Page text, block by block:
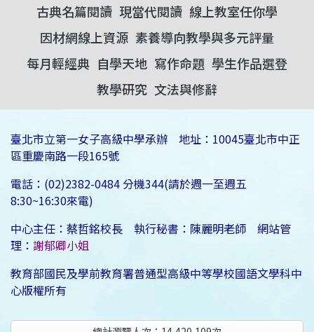
古典名篇閱讀 現當代閱讀 線上教室任你學
因材網線上資源 素養導向教學與多元評量
每月輕經典 自學天地 寫作命題 學生作品選登
教學研究 文法與修辭
臺北市立第一女子高級中學承辦 地址：10045臺北市中正
區重慶南路一段165號
電話：(02)2382-0484 分機344(請於週一至週五
8:30~16:30來電)
中心主任：蔡哲銘校長 執行秘書：陳麗明老師 網站管
理： 謝郁卿小姐
教育部國民及學前教育署普通型高級中等學校國語文學科中
心版權所有